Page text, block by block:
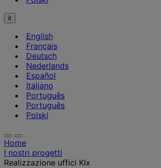
it
English
Français
Deutsch
Nederlands
Español
Italiano
Português
Português
Polski
Home
I nostri progetti
Realizzazione uffici Klx